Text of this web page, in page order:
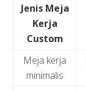
Jenis Meja
Kerja
Custom
Meja kerja
minimalis